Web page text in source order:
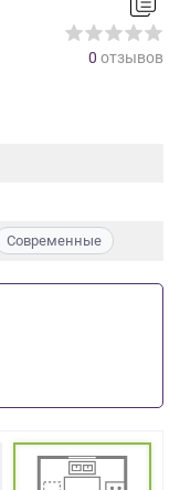
0 отзывов
Современные